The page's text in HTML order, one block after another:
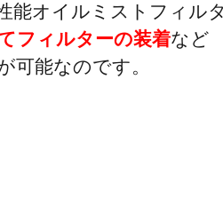
能オイルミストフィル
フィルターの装着など
可能なのです。